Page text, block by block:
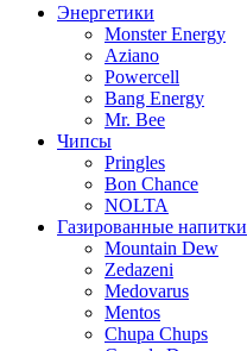
Энергетики
Monster Energy
Aziano
Powercell
Bang Energy
Mr. Bee
Чипсы
Pringles
Bon Chance
NOLTA
Газированные напитки
Mountain Dew
Zedazeni
Medovarus
Mentos
Chupa Chups